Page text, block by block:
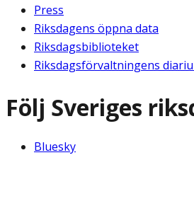
Press
Riksdagens öppna data
Riksdagsbiblioteket
Riksdagsförvaltningens
Följ Sveriges
Bluesky